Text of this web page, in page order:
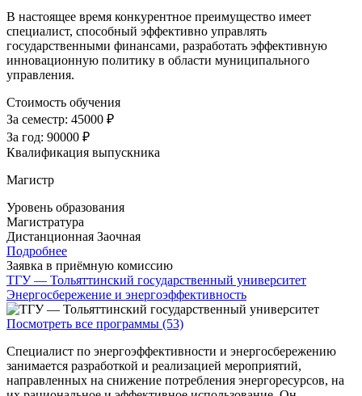
В настоящее время конкурентное преимущество имеет
специалист, способный эффективно управлять
государственными финансами, разработать эффективную
инновационную политику в области муниципального
управления.
Стоимость обучения
За семестр: 45000 ₽
За год: 90000 ₽
Квалификация выпускника
Магистр
Уровень образования
Магистратура
Дистанционная Заочная
Подробнее
Заявка в приёмную комиссию
ТГУ — Тольяттинский государственный университет
Энергосбережение и энергоэффективность
Посмотреть все программы (53)
Специалист по энергоэффективности и энергосбережению
занимается разработкой и реализацией мероприятий,
направленных на снижение потребления энергоресурсов, на